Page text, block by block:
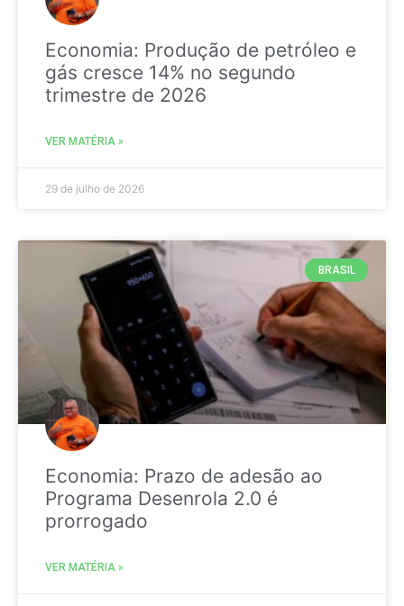
Economia: Produção de petróleo e
gás cresce 14% no segundo
trimestre de 2026
VER MATÉRIA »
29 de julho de 2026
BRASIL
Economia: Prazo de adesão ao
Programa Desenrola 2.0 é
prorrogado
VER MATÉRIA »